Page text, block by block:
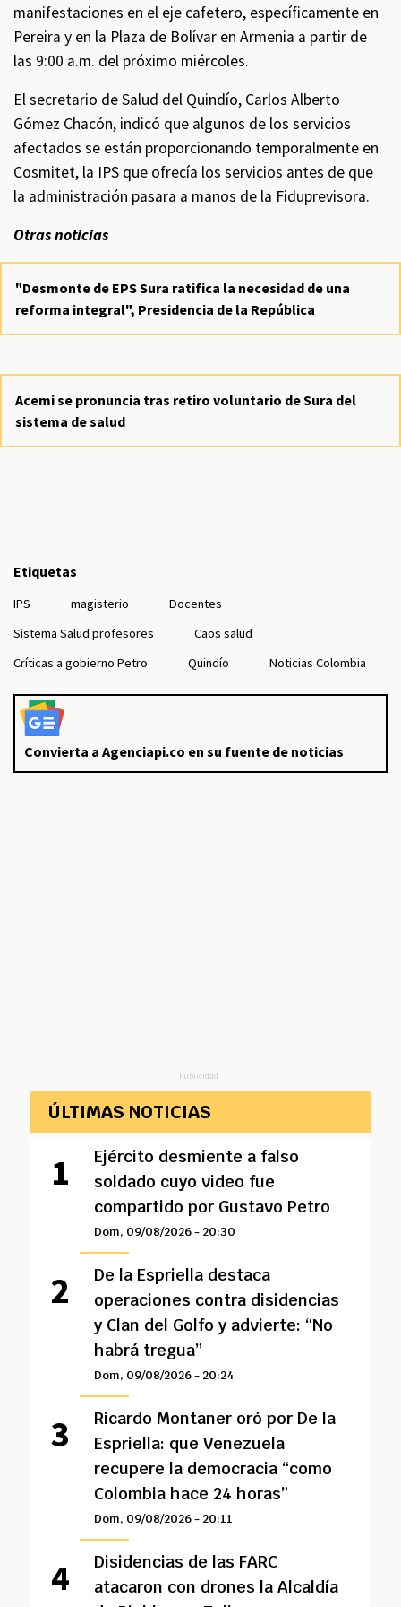
manifestaciones en el eje cafetero, específicamente en
Pereira y en la Plaza de Bolívar en Armenia a partir de
las 9:00 a.m. del próximo miércoles.
El secretario de Salud del Quindío, Carlos Alberto
Gómez Chacón, indicó que algunos de los servicios
afectados se están proporcionando temporalmente en
Cosmitet, la IPS que ofrecía los servicios antes de que
la administración pasara a manos de la Fiduprevisora.
Otras noticias
"Desmonte de EPS Sura ratifica la necesidad de una
reforma integral", Presidencia de la República
Acemi se pronuncia tras retiro voluntario de Sura del
sistema de salud
Etiquetas
IPS magisterio
Docentes
Sistema Salud profesores
Caos salud
Críticas a gobierno Petro
Quindío Noticias Colombia
Convierta a Agenciapi.co en su fuente de noticias
Publicidad
ÚLTIMAS NOTICIAS
Ejército desmiente a falso
soldado cuyo video fue
compartido por Gustavo Petro
Dom, 09/08/2026 - 20:30
De la Espriella destaca
operaciones contra disidencias
y Clan del Golfo y advierte: “No
habrá tregua”
Dom, 09/08/2026 - 20:24
Ricardo Montaner oró por De la
Espriella: que Venezuela
recupere la democracia “como
Colombia hace 24 horas”
Dom, 09/08/2026 - 20:11
Disidencias de las FARC
atacaron con drones la Alcaldía